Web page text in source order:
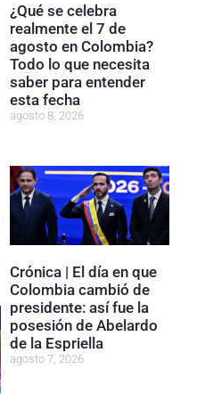
¿Qué se celebra
realmente el 7 de
agosto en Colombia?
Todo lo que necesita
saber para entender
esta fecha
agosto 8, 2026
Crónica | El día en que
Colombia cambió de
presidente: así fue la
posesión de Abelardo
de la Espriella
agosto 7, 2026